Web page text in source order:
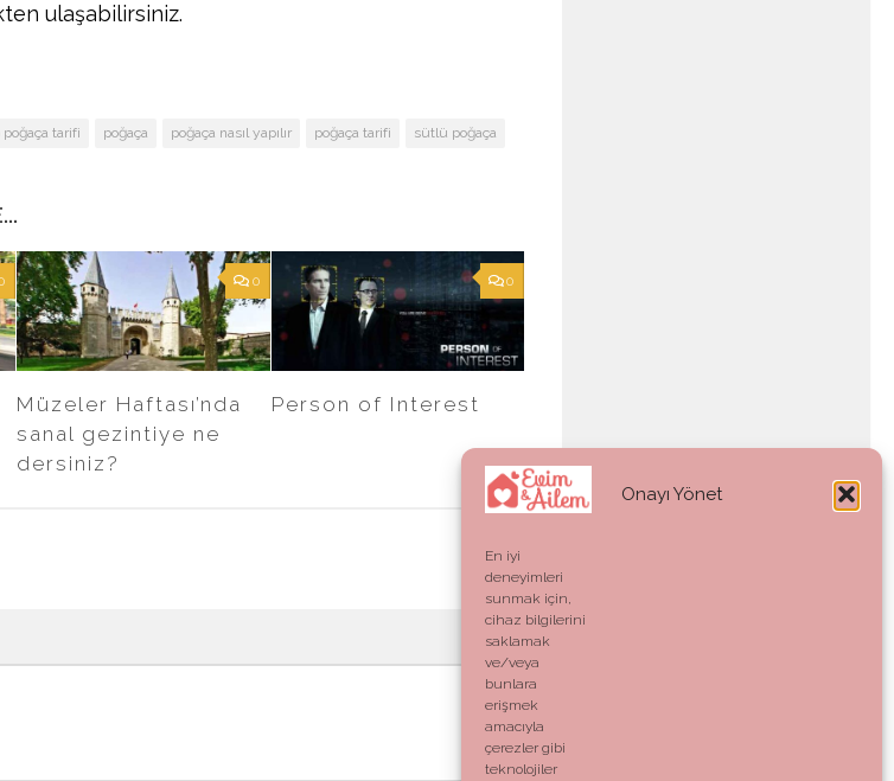
Onayı Yönet
En iyi
deneyimleri
sunmak için,
cihaz bilgilerini
saklamak
ve/veya
bunlara
erişmek
amacıyla
çerezler gibi
teknolojiler
ulaşabilirsiniz.
poğaça tarifi poğaça poğaça nasıl yapılır poğaça tarifi sütlü poğaça
0
Müzeler Haftası’nda
sanal gezintiye ne
dersiniz?
0
Person of Interest